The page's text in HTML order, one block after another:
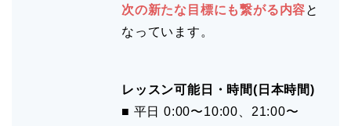
次の新たな目標にも繋がる内容と
なっています。
レッスン可能日・時間(日本時間)
■ 平日 0:00〜10:00、21:00〜